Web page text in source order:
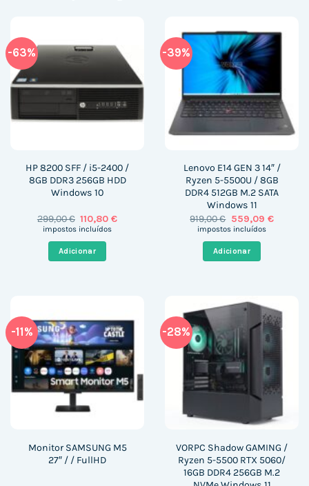
-63%
HP 8200 SFF / i5-2400 /
8GB DDR3 256GB HDD
Windows 10
299,00€ O
preço
era:
299,00 €.
110,80€O
impostos incluídos
Adicionar
-39%
Lenovo E14 GEN 3 14″ /
Ryzen 5-5500U / 8GB
DDR4 512GB M.2 SATA
Windows 11
919,00€ O
preço
era:
919,00 €.
559,09 €O
impostos incluídos
Adicionar
-11%
Monitor SAMSUNG M5
27″ / / FullHD
-28%
VORPC Shadow GAMING /
Ryzen 5-5500 RTX 5060/
16GB DDR4 256GB M.2